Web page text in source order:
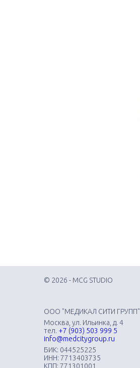
© 2026 - MCG STUDIO
ООО "МЕДИКАЛ СИТИ ГРУПП"
Москва, ул. Ильинка, д. 4
тел. +7 (903) 503 999 5
info@medcitygroup.ru
БИК: 044525225
ИНН: 7713403735
КПП: 771301001